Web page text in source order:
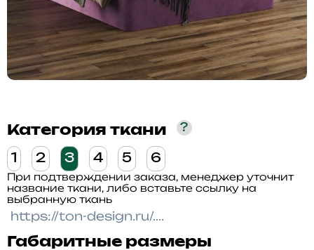
Категория ткани ?
1 2 3 4 5 6
При подтверждении заказа, менеджер уточнит
название ткани, либо вставьте ссылку на
выбранную ткань
Габаритные размеры